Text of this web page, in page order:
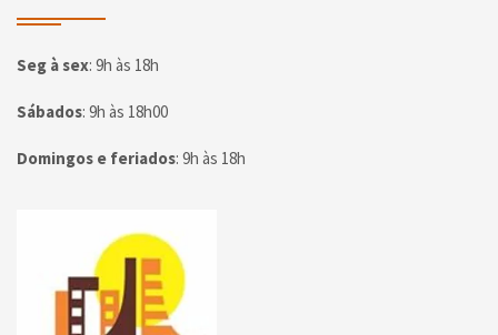
Seg à sex: 9h às 18h
Sábados: 9h às 18h00
Domingos e feriados: 9h às 18h
Página inicial